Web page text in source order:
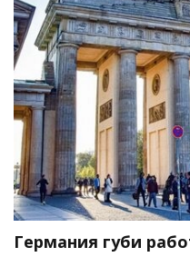
Германия губи